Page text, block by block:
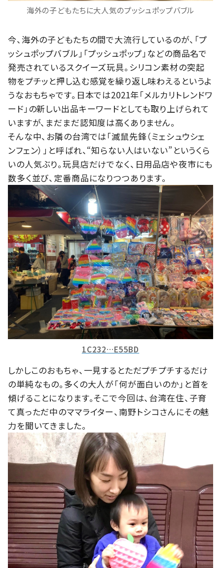
海外の子どもたちに大人気のプッシュポップバブル
今、海外の子どもたちの間で大流行しているのが、「プ
ッシュポップバブル」「プッシュポップ」などの商品名で
発売されているスクイーズ玩具。シリコン素材の突起
物をプチッと押し込む感覚を繰り返し味わえるというよ
うなおもちゃです。日本では2021年「メルカリトレンドワ
ード」の新しい出品キーワードとしても取り上げられて
いますが、まだまだ認知度は高くありません。
そんな中、お隣の台湾では「滅鼠先鋒（ミェシュウシェ
ンフェン）」と呼ばれ、“知らない人はいない”というくら
いの人気ぶり。玩具店だけでなく、日用品店や夜市にも
数多く並び、定番商品になりつつあります。
1C232…E55BD
しかしこのおもちゃ、一見するとただプチプチするだけ
の単純なもの。多くの大人が「何が面白いのか」と首を
傾げることになります。そこで今回は、台湾在住、子育
て真っただ中のママライター、南野トシコさんにその魅
力を聞いてきました。